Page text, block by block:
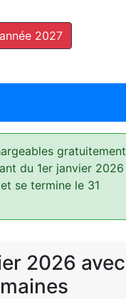
2027
gratuitement
du 1er janvier 2026
se termine le 31
2026 avec